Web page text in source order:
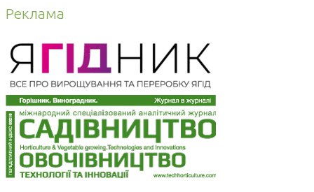
Реклама